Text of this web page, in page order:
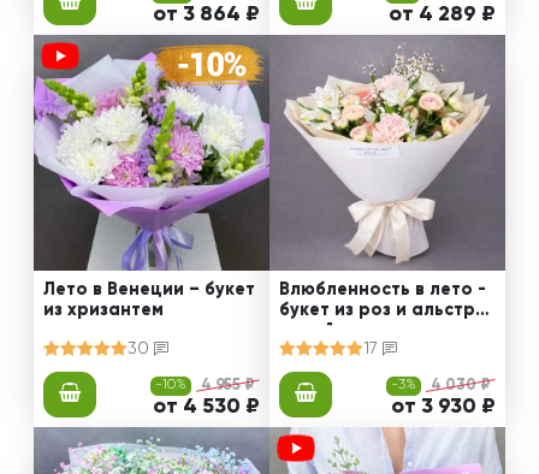
от 3 864 ₽ от 4 289 ₽
Лето в Венеции – букет
из хризантем
30
-10% 4 955 ₽
от 4 530 ₽
Влюбленность в лето -
букет из роз и альстро
мерий
17
-3% 4 030 ₽
от 3 930 ₽